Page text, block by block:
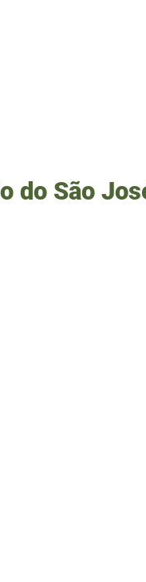
do São